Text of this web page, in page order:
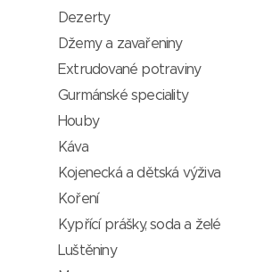
Dezerty
Džemy a zavařeniny
Extrudované potraviny
Gurmánské speciality
Houby
Káva
Kojenecká a dětská výživa
Koření
Kypřící prášky, soda a želé
Luštěniny